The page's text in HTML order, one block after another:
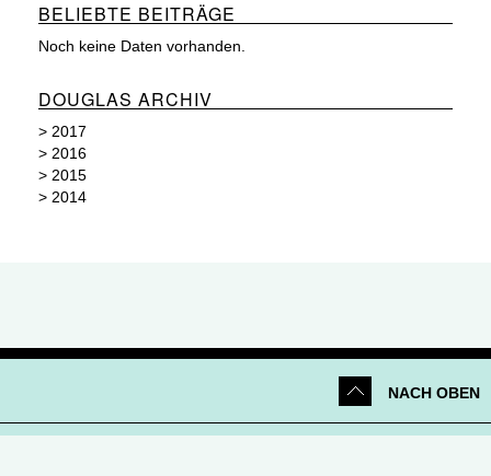
BELIEBTE BEITRÄGE
Noch keine Daten vorhanden.
DOUGLAS ARCHIV
> 2017
> 2016
> 2015
> 2014
NACH OBEN